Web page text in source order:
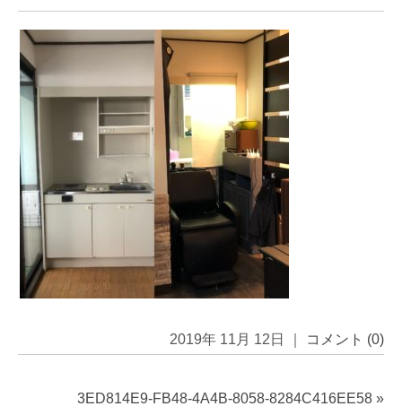
2019年 11月 12日 ｜ コメント (0)
3ED814E9-FB48-4A4B-8058-8284C416EE58 »